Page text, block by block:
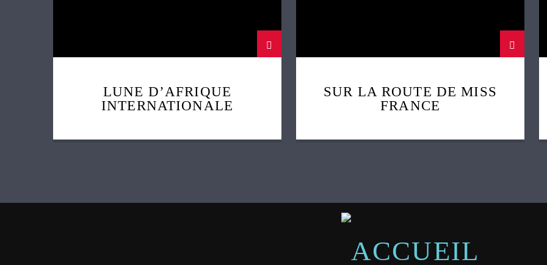
LUNE D’AFRIQUE
INTERNATIONALE
SUR LA ROUTE DE MISS
FRANCE